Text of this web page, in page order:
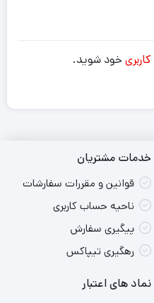
خود شوید.
خدمات مشتریان
قوانین و مقررات سفارشات
ناحیه حساب کاربری
پیگیری سفارش
رهگیری تیپاکس
نماد های اعتبار